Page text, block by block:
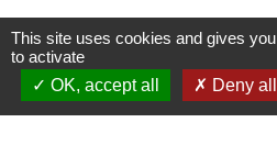
This site uses cookies and gives
to activate
OK, accept all
Deny